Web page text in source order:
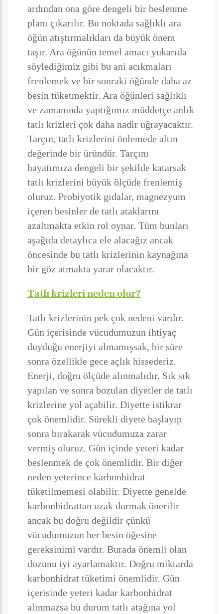
ardından ona göre dengeli bir beslenme
planı çıkarılır. Bu noktada sağlıklı ara
öğün atıştırmalıkları da büyük önem
taşır. Ara öğünün temel amacı yukarıda
söylediğimiz gibi bu ani acıkmaları
frenlemek ve bir sonraki öğünde daha az
besin tüketmektir. Ara öğünleri sağlıklı
ve zamanında yaptığımız müddetçe anlık
tatlı krizleri çok daha nadir uğrayacaktır.
Tarçın, tatlı krizlerini önlemede altın
değerinde bir üründür. Tarçını
hayatımıza dengeli bir şekilde katarsak
tatlı krizlerini büyük ölçüde frenlemiş
oluruz. Probiyotik gıdalar, magnezyum
içeren besinler de tatlı ataklarını
azaltmakta etkin rol oynar. Tüm bunları
aşağıda detaylıca ele alacağız ancak
öncesinde bu tatlı krizlerinin kaynağına
bir göz atmakta yarar olacaktır.
Tatlı krizleri neden olur?
Tatlı krizlerinin pek çok nedeni vardır.
Gün içerisinde vücudumuzun ihtiyaç
duyduğu enerjiyi almamışsak, bir süre
sonra özellikle gece açlık hissederiz.
Enerji, doğru ölçüde alınmalıdır. Sık sık
yapılan ve sonra bozulan diyetler de tatlı
krizlerine yol açabilir. Diyette istikrar
çok önemlidir. Sürekli diyete başlayıp
sonra bırakarak vücudumuza zarar
vermiş oluruz. Gün içinde yeteri kadar
beslenmek de çok önemlidir. Bir diğer
neden yeterince karbonhidrat
tüketilmemesi olabilir. Diyette genelde
karbonhidrattan uzak durmak önerilir
ancak bu doğru değildir çünkü
vücudumuzun her besin öğesine
gereksinimi vardır. Burada önemli olan
dozunu iyi ayarlamaktır. Doğru miktarda
karbonhidrat tüketimi önemlidir. Gün
içerisinde yeteri kadar karbonhidrat
alınmazsa bu durum tatlı atağına yol